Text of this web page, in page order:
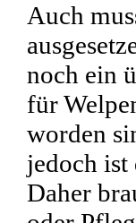
Auch
noch ein
für
worden
jedoch ist
Daher